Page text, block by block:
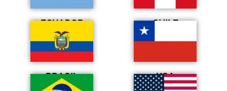
ECUADOR CHILE
BRASIL USA